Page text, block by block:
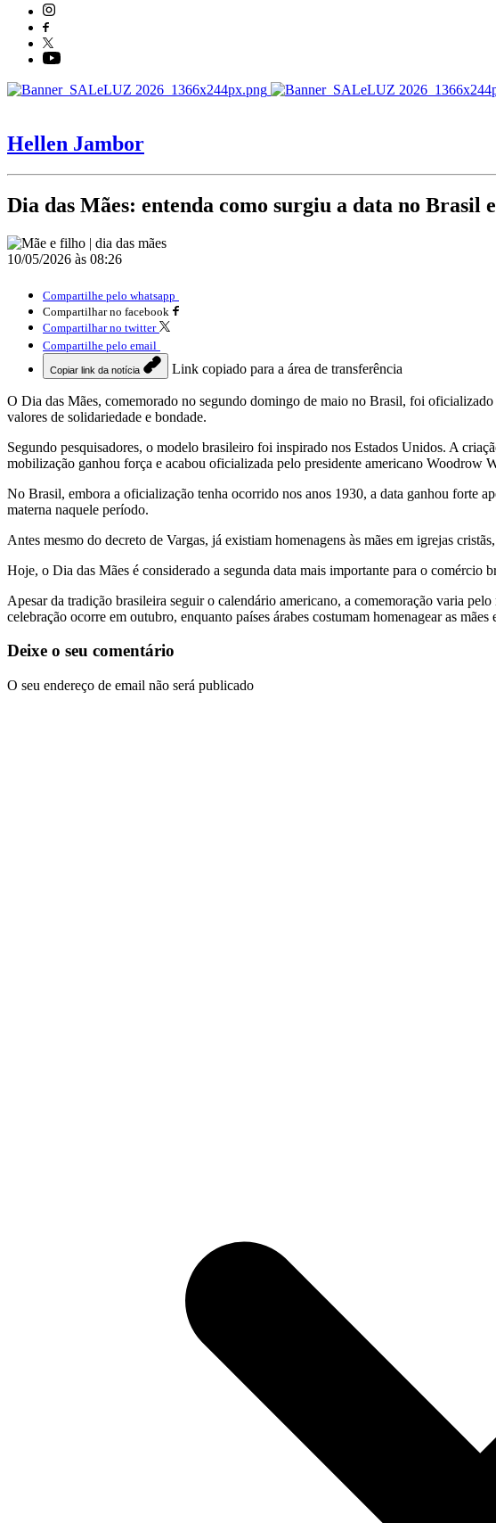
Hellen Jambor
Dia das Mães: entenda como surgiu a data no Brasil
10/05/2026 às 08:26
Compartilhe pelo whatsapp
Compartilhar no facebook
Compartilhar no twitter
Compartilhe pelo email
Copiar link da notícia Link copiado para a área de transferência
O Dia das Mães, comemorado no segundo domingo de maio no Brasil, foi
valores de solidariedade e bondade.
Segundo pesquisadores, o modelo brasileiro foi inspirado nos Estados Unidos. A
mobilização ganhou força e acabou oficializada pelo presidente americano Woodrow
No Brasil, embora a oficialização tenha ocorrido nos anos 1930, a data ganhou forte
materna naquele período.
Antes mesmo do decreto de Vargas, já existiam homenagens às mães em igrejas
Hoje, o Dia das Mães é considerado a segunda data mais importante para o comércio
Apesar da tradição brasileira seguir o calendário americano, a comemoração varia
celebração ocorre em outubro, enquanto países árabes costumam homenagear as mães
Deixe o seu comentário
O seu endereço de email não será publicado